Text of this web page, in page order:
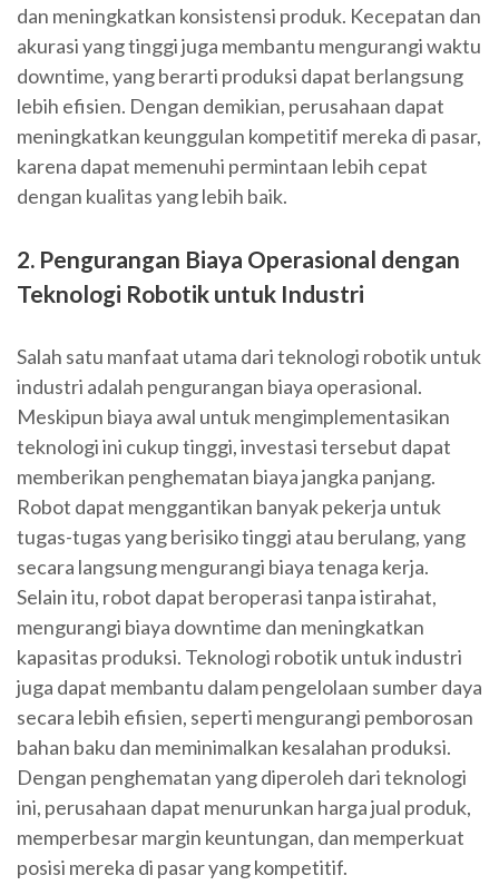
dan meningkatkan konsistensi produk. Kecepatan dan
akurasi yang tinggi juga membantu mengurangi waktu
downtime, yang berarti produksi dapat berlangsung
lebih efisien. Dengan demikian, perusahaan dapat
meningkatkan keunggulan kompetitif mereka di pasar,
karena dapat memenuhi permintaan lebih cepat
dengan kualitas yang lebih baik.
2. Pengurangan Biaya Operasional dengan
Teknologi Robotik untuk Industri
Salah satu manfaat utama dari teknologi robotik untuk
industri adalah pengurangan biaya operasional.
Meskipun biaya awal untuk mengimplementasikan
teknologi ini cukup tinggi, investasi tersebut dapat
memberikan penghematan biaya jangka panjang.
Robot dapat menggantikan banyak pekerja untuk
tugas-tugas yang berisiko tinggi atau berulang, yang
secara langsung mengurangi biaya tenaga kerja.
Selain itu, robot dapat beroperasi tanpa istirahat,
mengurangi biaya downtime dan meningkatkan
kapasitas produksi. Teknologi robotik untuk industri
juga dapat membantu dalam pengelolaan sumber daya
secara lebih efisien, seperti mengurangi pemborosan
bahan baku dan meminimalkan kesalahan produksi.
Dengan penghematan yang diperoleh dari teknologi
ini, perusahaan dapat menurunkan harga jual produk,
memperbesar margin keuntungan, dan memperkuat
posisi mereka di pasar yang kompetitif.